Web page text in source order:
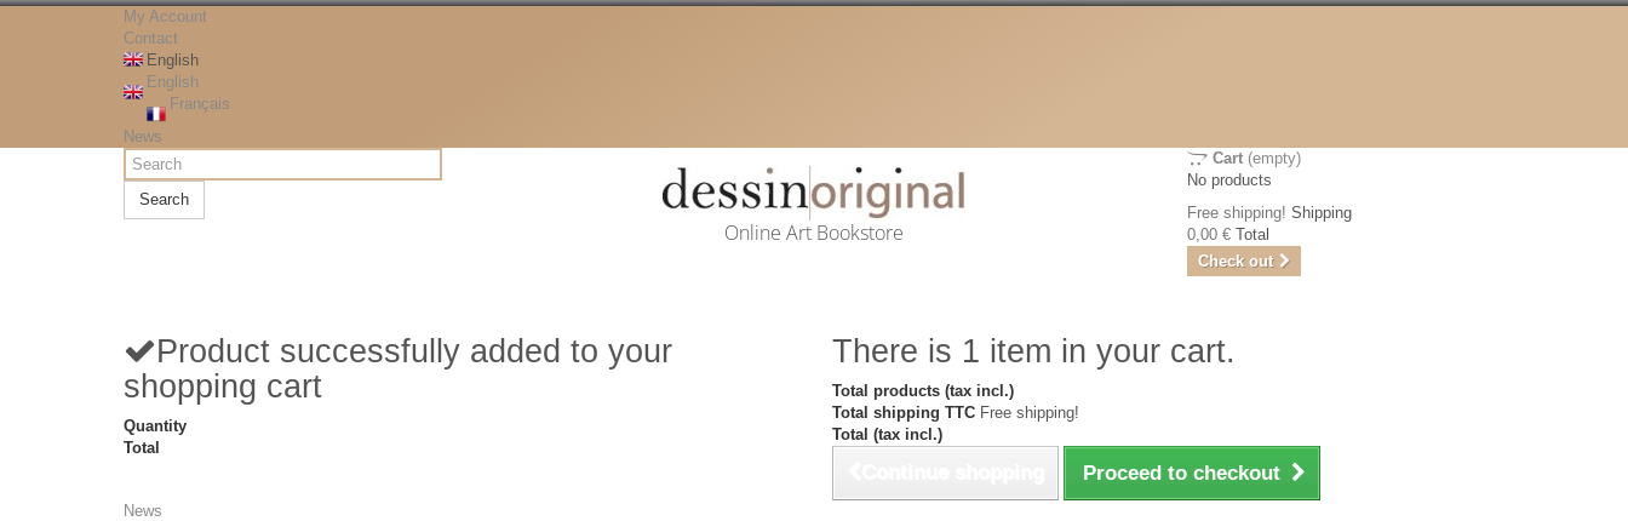
My Account
Contact
English
English
Français
News
Search
Online Art Bookstore
Cart (empty)
No products
Free shipping! Shipping
0,00 € Total
Check out
Product successfully added to your
shopping cart
Quantity
Total
There is 1 item in your cart.
Total products (tax incl.)
Total shipping TTC Free shipping!
Total (tax incl.)
Proceed to checkout
News